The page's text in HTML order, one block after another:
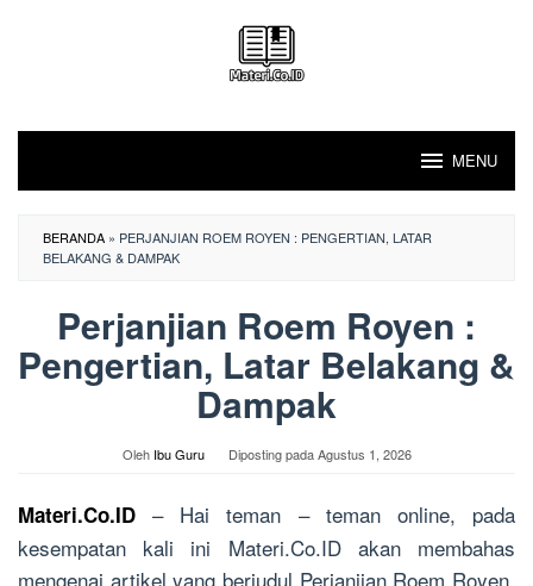
MENU
BERANDA » PERJANJIAN ROEM ROYEN : PENGERTIAN, LATAR
BELAKANG & DAMPAK
Perjanjian Roem Royen :
Pengertian, Latar Belakang &
Dampak
Oleh Ibu Guru Diposting padaAgustus 1, 2026
Materi.Co.ID – Hai teman – teman online, pada
kesempatan kali ini Materi.Co.ID akan membahas
mengenai artikel yang berjudul Perjanjian Roem Royen.